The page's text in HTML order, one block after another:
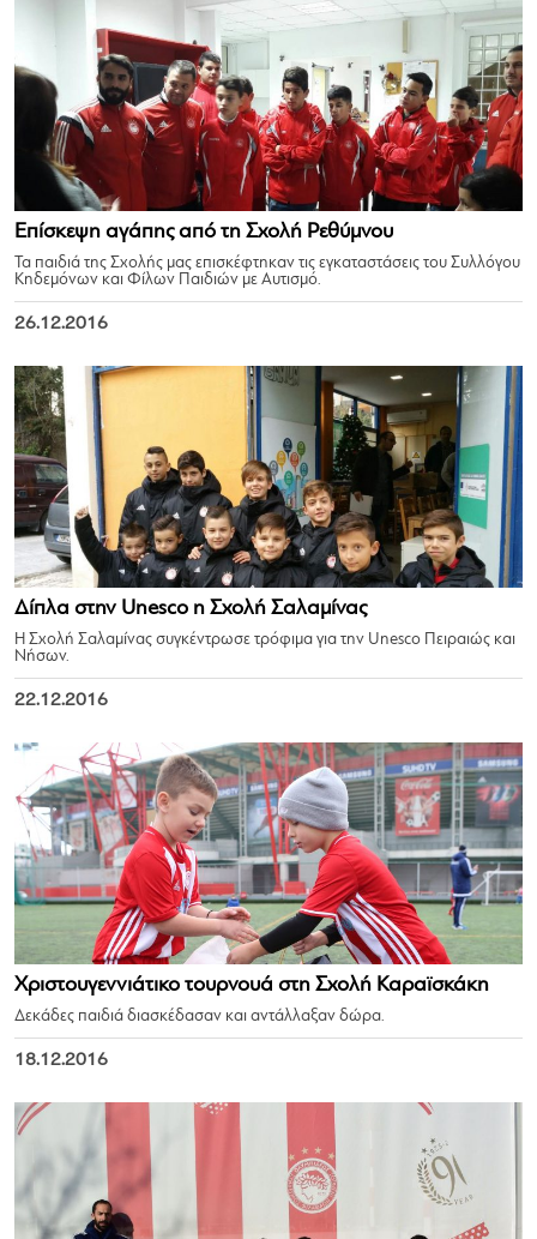
Επίσκεψη αγάπης από τη Σχολή Ρεθύμνου
Τα παιδιά της Σχολής μας επισκέφτηκαν τις εγκαταστάσεις του Συλλόγου
Κηδεμόνων και Φίλων Παιδιών με Αυτισμό.
26.12.2016
Δίπλα στην Unesco η Σχολή Σαλαμίνας
Η Σχολή Σαλαμίνας συγκέντρωσε τρόφιμα για την Unesco Πειραιώς και
Νήσων.
22.12.2016
Χριστουγεννιάτικο τουρνουά στη Σχολή Καραϊσκάκη
Δεκάδες παιδιά διασκέδασαν και αντάλλαξαν δώρα.
18.12.2016